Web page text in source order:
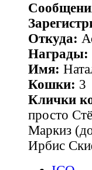
Откуда:
Награды:
Имя:
Кошки: 3
Клички
просто
Маркиз
Ирбис